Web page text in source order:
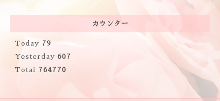
カウンター
Today 79
Yesterday 607
Total 764770